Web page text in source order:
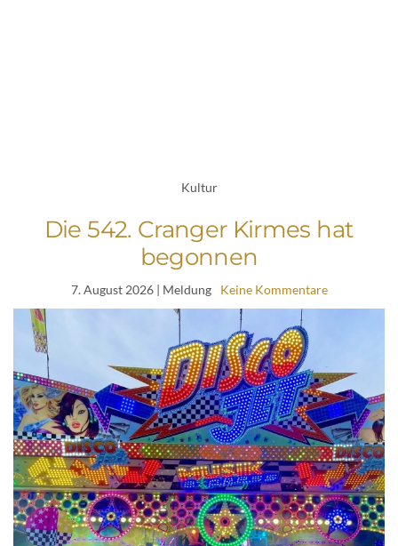
Kultur
Die 542. Cranger Kirmes hat
begonnen
7. August 2026| Meldung Keine Kommentare